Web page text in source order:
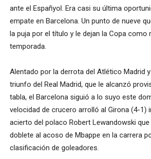
ante el Españyol. Era casi su última
empate en Barcelona. Un punto de nueve
la puja por el título y le dejan la Copa como
temporada.
Alentado por la derrota del Atlético Madrid
triunfo del Real Madrid, que le alcanzó
tabla, el Barcelona siguió a lo suyo este
velocidad de crucero arrolló al Girona (4-1)
acierto del polaco Robert Lewandowski
doblete al acoso de Mbappe en la carrera
clasificación de goleadores.